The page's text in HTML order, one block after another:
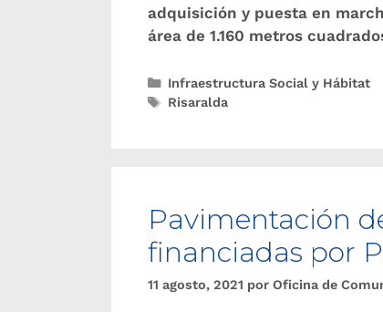
adquisición y puesta en
área de 1.160 metros
Infraestructura Social y Hábitat
Risaralda
Pavimentación
financiadas por
11 agosto, 2021 por Oficina de